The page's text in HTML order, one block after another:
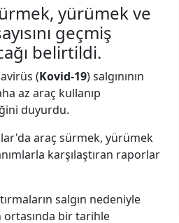
yürümek ve
geçmiş
belirtildi.
(Kovid-19) salgınının
az araç kullanıp
duyurdu.
araç sürmek, yürümek
karşılaştıran raporlar
salgın nedeniyle
ortasında bir tarihle